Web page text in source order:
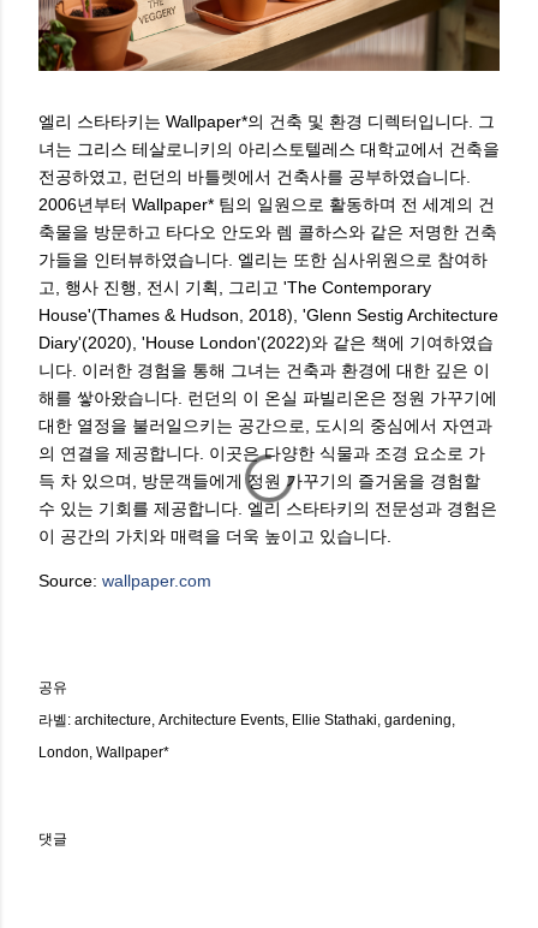
엘리 스타타키는 Wallpaper*의 건축 및 환경 디렉터입니다. 그
녀는 그리스 테살로니키의 아리스토텔레스 대학교에서 건축을
전공하였고, 런던의 바틀렛에서 건축사를 공부하였습니다.
2006년부터 Wallpaper* 팀의 일원으로 활동하며 전 세계의 건
축물을 방문하고 타다오 안도와 렘 콜하스와 같은 저명한 건축
가들을 인터뷰하였습니다. 엘리는 또한 심사위원으로 참여하
고, 행사 진행, 전시 기획, 그리고 'The Contemporary
House'(Thames & Hudson, 2018), 'Glenn Sestig Architecture
Diary'(2020), 'House London'(2022)와 같은 책에 기여하였습
니다. 이러한 경험을 통해 그녀는 건축과 환경에 대한 깊은 이
해를 쌓아왔습니다. 런던의 이 온실 파빌리온은 정원 가꾸기에
대한 열정을 불러일으키는 공간으로, 도시의 중심에서 자연과
의 연결을 제공합니다. 이곳은 다양한 식물과 조경 요소로 가
득 차 있으며, 방문객들에게 정원 가꾸기의 즐거움을 경험할
수 있는 기회를 제공합니다. 엘리 스타타키의 전문성과 경험은
이 공간의 가치와 매력을 더욱 높이고 있습니다.
Source: wallpaper.com
공유
라벨: architecture Architecture Events Ellie Stathaki gardening
London Wallpaper*
댓글